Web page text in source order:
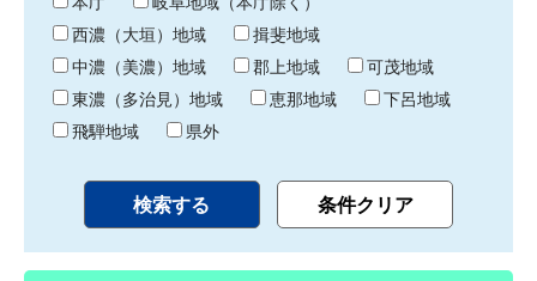
り 西濃（大垣）地域
揖斐地域
中濃（美濃）地域
郡上地域
可茂地域
東濃（多治見）地域
恵那地域
下呂地域
飛騨地域
県外